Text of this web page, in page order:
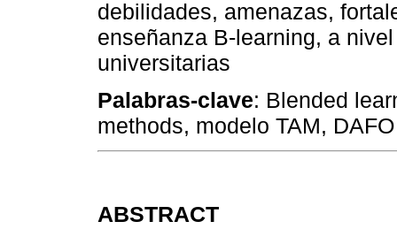
debilidades, amenazas,
enseñanza B-learning, a
universitarias
Palabras-clave: Blended
methods, modelo TAM, DAFO
ABSTRACT